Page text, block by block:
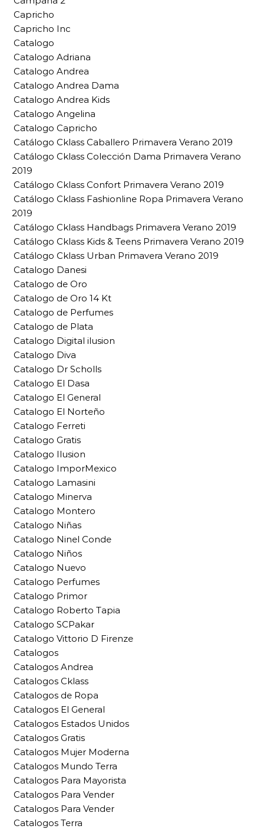
Capricho
Capricho Inc
Catalogo
Catalogo Adriana
Catalogo Andrea
Catalogo Andrea Dama
Catalogo Andrea Kids
Catalogo Angelina
Catalogo Capricho
Catálogo Cklass Caballero Primavera Verano 2019
Catálogo Cklass Colección Dama Primavera Verano
2019
Catálogo Cklass Confort Primavera Verano 2019
Catálogo Cklass Fashionline Ropa Primavera Verano
2019
Catálogo Cklass Handbags Primavera Verano 2019
Catálogo Cklass Kids & Teens Primavera Verano 2019
Catálogo Cklass Urban Primavera Verano 2019
Catalogo Danesi
Catalogo de Oro
Catalogo de Oro 14 Kt
Catalogo de Perfumes
Catalogo de Plata
Catalogo Digital ilusion
Catalogo Diva
Catalogo Dr Scholls
Catalogo El Dasa
Catalogo El General
Catalogo El Norteño
Catalogo Ferreti
Catalogo Gratis
Catalogo Ilusion
Catalogo ImporMexico
Catalogo Lamasini
Catalogo Minerva
Catalogo Montero
Catalogo Niñas
Catalogo Ninel Conde
Catalogo Niños
Catalogo Nuevo
Catalogo Perfumes
Catalogo Primor
Catalogo Roberto Tapia
Catalogo SCPakar
Catalogo Vittorio D Firenze
Catalogos
Catalogos Andrea
Catalogos Cklass
Catalogos de Ropa
Catalogos El General
Catalogos Estados Unidos
Catalogos Gratis
Catalogos Mujer Moderna
Catalogos Mundo Terra
Catalogos Para Mayorista
Catalogos Para Vender
Catalogos Para Vender
Catalogos Terra